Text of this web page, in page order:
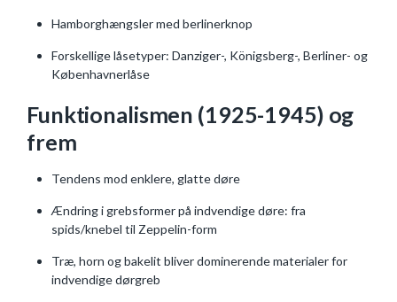
Hamborghængsler med berlinerknop
Forskellige låsetyper: Danziger-, Königsberg-, Berliner- og
Københavnerlåse
Funktionalismen (1925-1945) og
frem
Tendens mod enklere, glatte døre
Ændring i grebsformer på indvendige døre: fra
spids/knebel til Zeppelin-form
Træ, horn og bakelit bliver dominerende materialer for
indvendige dørgreb